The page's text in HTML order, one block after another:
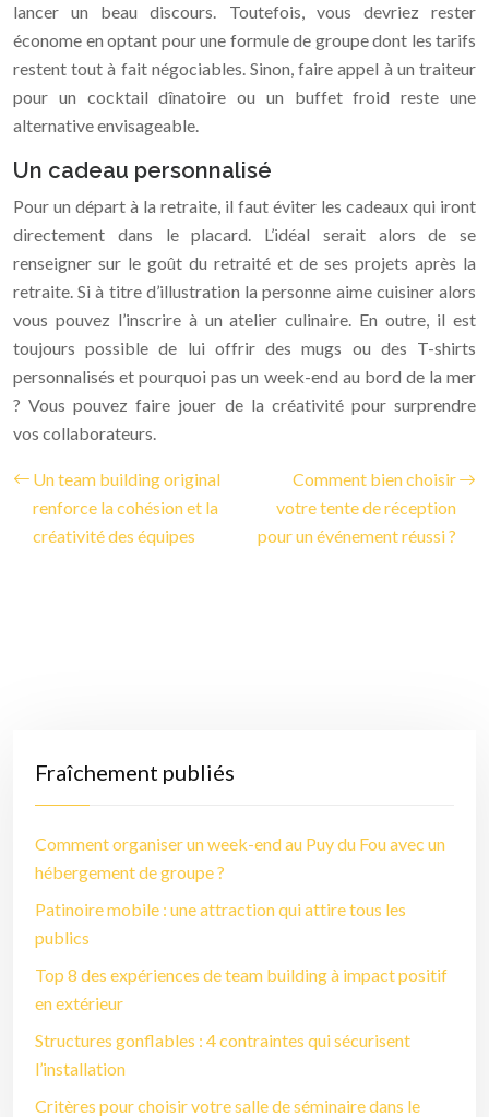
lancer un beau discours. Toutefois, vous devriez rester
économe en optant pour une formule de groupe dont les tarifs
restent tout à fait négociables. Sinon, faire appel à un traiteur
pour un cocktail dînatoire ou un buffet froid reste une
alternative envisageable.
Un cadeau personnalisé
Pour un départ à la retraite, il faut éviter les cadeaux qui iront
directement dans le placard. L’idéal serait alors de se
renseigner sur le goût du retraité et de ses projets après la
retraite. Si à titre d’illustration la personne aime cuisiner alors
vous pouvez l’inscrire à un atelier culinaire. En outre, il est
toujours possible de lui offrir des mugs ou des T-shirts
personnalisés et pourquoi pas un week-end au bord de la mer
? Vous pouvez faire jouer de la créativité pour surprendre
vos collaborateurs.
Un team building original
renforce la cohésion et la
créativité des équipes
Comment bien choisir
votre tente de réception
pour un événement réussi ?
Fraîchement publiés
Comment organiser un week-end au Puy du Fou avec un
hébergement de groupe ?
Patinoire mobile : une attraction qui attire tous les
publics
Top 8 des expériences de team building à impact positif
en extérieur
Structures gonflables : 4 contraintes qui sécurisent
l’installation
Critères pour choisir votre salle de séminaire dans le